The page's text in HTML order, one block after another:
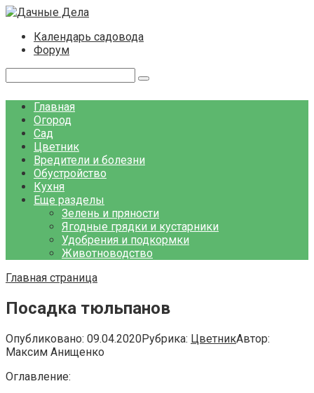
Перейти
контентуКалендарь садовода
Форум
Главная
Огород
Сад
Цветник
Вредители и болезни
Обустройство
Кухня
Еще разделы
Зелень и пряности
Ягодные грядки и кустарники
Удобрения и подкормки
Животноводство
Главная страница
Посадка тюльпанов
Опубликовано: 09.04.2020Рубрика: ЦветникАвтор:
Максим Анищенко
Оглавление: